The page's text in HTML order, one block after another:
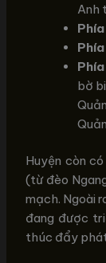
Anh
bờ
Huyện còn
(từ đèo
mạch. Ngoài
đang được
thúc đẩy